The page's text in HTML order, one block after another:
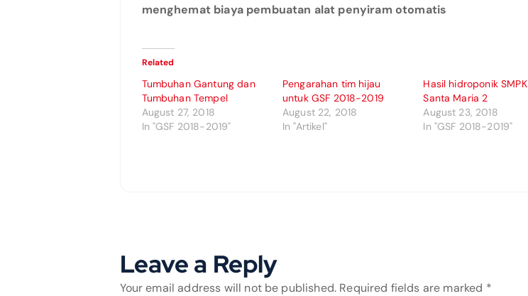
menghemat biaya pembuatan alat penyiram otomatis
Related
Tumbuhan Gantung dan
Tumbuhan Tempel
August 27, 2018
In "GSF 2018-2019"
Pengarahan tim hijau
untuk GSF 2018-2019
August 22, 2018
In "Artikel"
Hasil hidroponik SMPK
Santa Maria 2
August 23, 2018
In "GSF 2018-2019"
Leave a Reply
Your email address will not be published. Required fields are marked *